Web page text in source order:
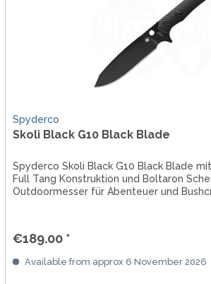
Spyderco
Skoli Black G10 Black Blade
Spyderco Skoli Black G10 Black Blade
Full Tang Konstruktion und Boltaron
Outdoormesser für Abenteuer und
€189.00 *
Available from approx 6 November 2026